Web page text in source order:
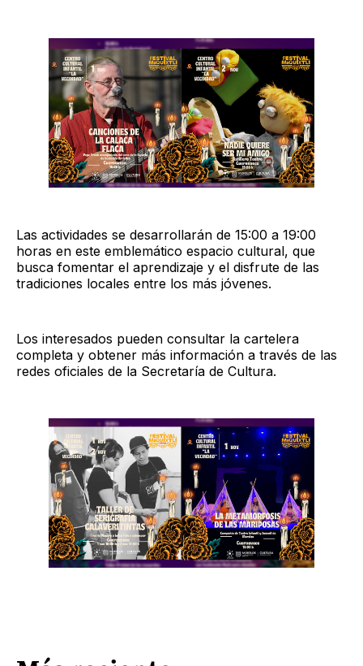
Las actividades se desarrollarán de 15:00 a 19:00
horas en este emblemático espacio cultural, que
busca fomentar el aprendizaje y el disfrute de las
tradiciones locales entre los más jóvenes.
Los interesados pueden consultar la cartelera
completa y obtener más información a través de las
redes oficiales de la Secretaría de Cultura.